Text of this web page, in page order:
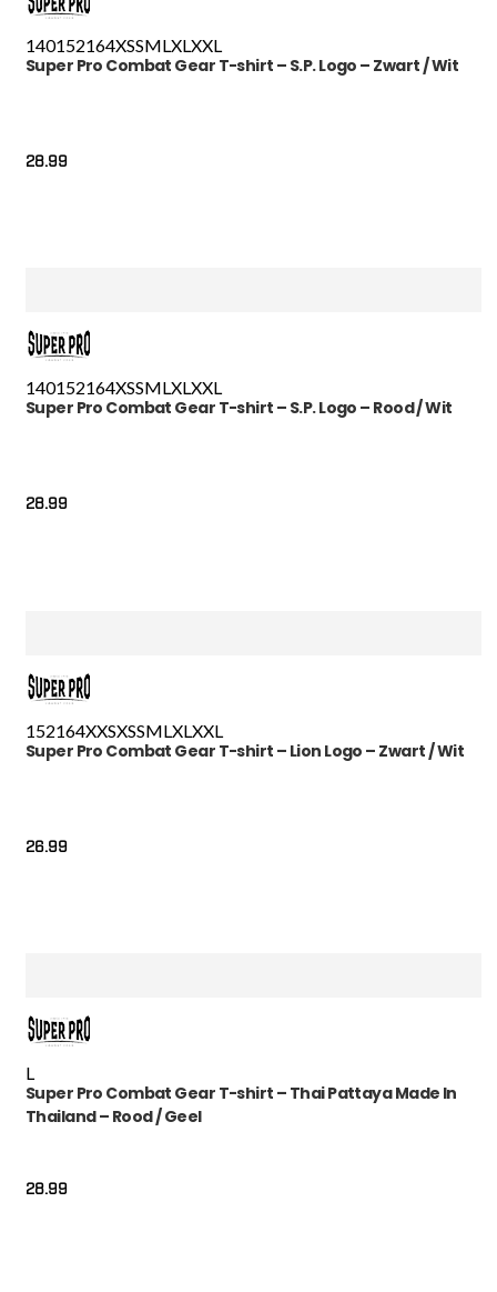
140152164XSSMLXLXXL
Super Pro Combat Gear T-shirt – S.P. Logo – Zwart / Wit
28.99
140152164XSSMLXLXXL
Super Pro Combat Gear T-shirt – S.P. Logo – Rood / Wit
28.99
152164XXSXSSMLXLXXL
Super Pro Combat Gear T-shirt – Lion Logo – Zwart / Wit
26.99
L
Super Pro Combat Gear T-shirt – Thai Pattaya Made In
Thailand – Rood / Geel
28.99